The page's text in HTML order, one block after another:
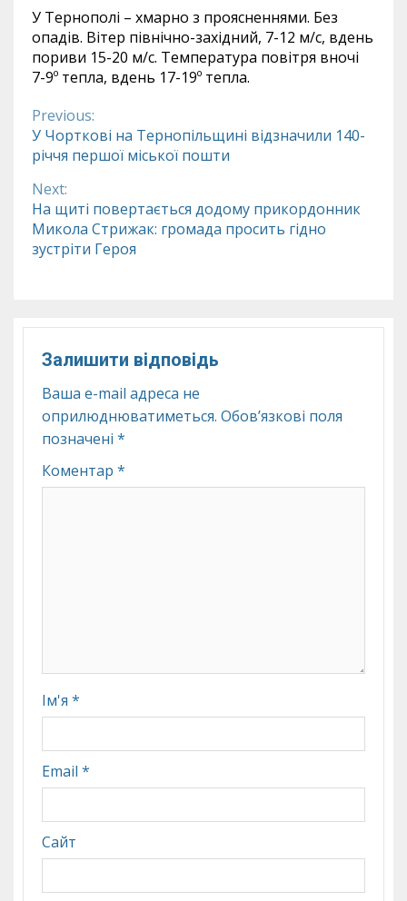
У Тернополі – хмарно з проясненнями. Без
опадів. Вітер північно-західний, 7-12 м/с, вдень
пориви 15-20 м/с. Температура повітря вночі
7-9º тепла, вдень 17-19º тепла.
Continue
Reading
Previous:
У Чорткові на Тернопільщині відзначили 140-
річчя першої міської пошти
Next:
На щиті повертається додому прикордонник
Микола Стрижак: громада просить гідно
зустріти Героя
Залишити відповідь
Ваша e-mail адреса не
оприлюднюватиметься. Обов’язкові поля
позначені *
Коментар *
Ім'я *
Email *
Сайт